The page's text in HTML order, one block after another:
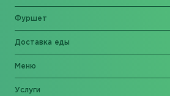
Фуршет
Доставка еды
Меню
Услуги